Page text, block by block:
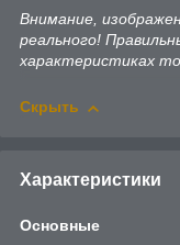
Внимание,
реального!
характеристиках
Скрыть
Характеристики
Основные